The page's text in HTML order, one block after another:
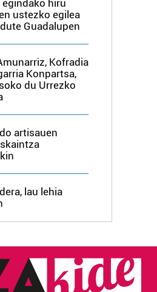
egindako hiru
ustezko egilea
Guadalupen
Kofradia
Konpartsa,
du Urrezko
artisauen
lau lehia